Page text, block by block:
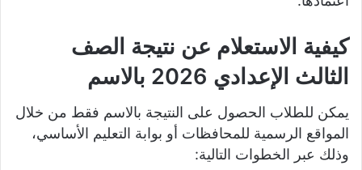
كيفية الاستعلام عن نتيجة الصف
الثالث الإعدادي 2026 بالاسم
يمكن للطلاب الحصول على النتيجة بالاسم فقط من خلال
المواقع الرسمية للمحافظات أو بوابة التعليم الأساسي،
وذلك عبر الخطوات التالية: